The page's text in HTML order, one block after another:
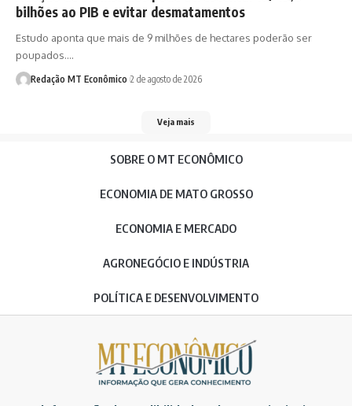
bilhões ao PIB e evitar desmatamentos
Estudo aponta que mais de 9 milhões de hectares poderão ser
poupados.…
Redação MT Econômico 2 de agosto de 2026
Veja mais
SOBRE O MT ECONÔMICO
ECONOMIA DE MATO GROSSO
ECONOMIA E MERCADO
AGRONEGÓCIO E INDÚSTRIA
POLÍTICA E DESENVOLVIMENTO